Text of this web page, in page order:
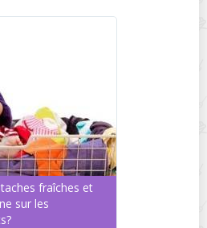
fraîches et
sur les